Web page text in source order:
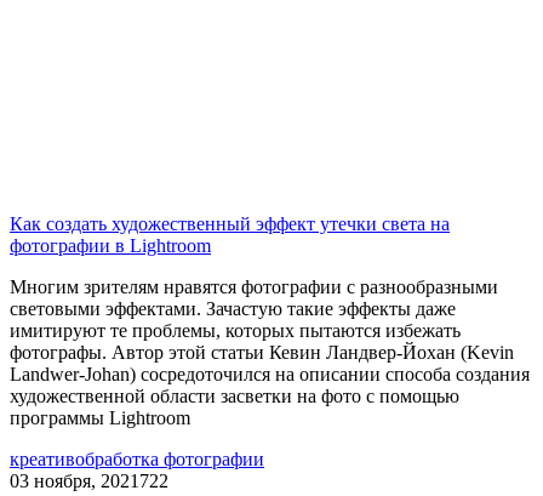
Как создать художественный эффект утечки света на
фотографии в Lightroom
Многим зрителям нравятся фотографии с разнообразными
световыми эффектами. Зачастую такие эффекты даже
имитируют те проблемы, которых пытаются избежать
фотографы. Автор этой статьи Кевин Ландвер-Йохан (Kevin
Landwer-Johan) сосредоточился на описании способа создания
художественной области засветки на фото с помощью
программы Lightroom
креативобработка фотографии
03 ноября, 2021722